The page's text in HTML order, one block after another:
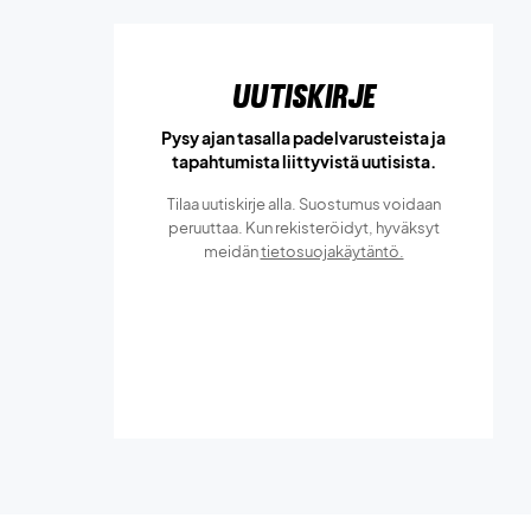
Uutiskirje
Pysy ajan tasalla padelvarusteista ja
tapahtumista liittyvistä uutisista.
Tilaa uutiskirje alla. Suostumus voidaan
peruuttaa. Kun rekisteröidyt, hyväksyt
meidäntietosuojakäytäntö.